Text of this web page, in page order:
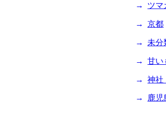
ツマ
京都
未分
甘い
神社
鹿児